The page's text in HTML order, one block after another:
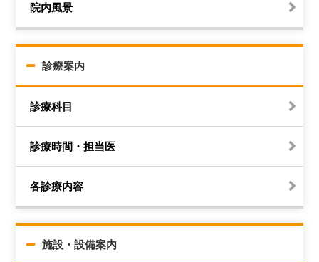
院内風景
診療案内
診療科目
診療時間・担当医
各診療内容
施設・設備案内